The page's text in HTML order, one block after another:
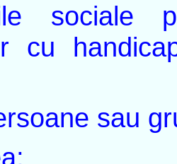
sociale
cu
sau